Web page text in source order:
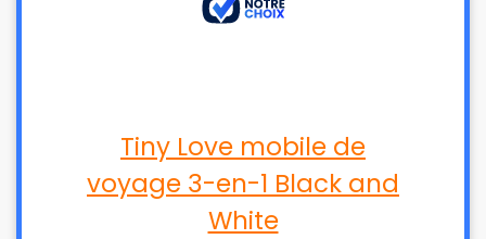
Tiny Love mobile de
voyage 3-en-1 Black and
White